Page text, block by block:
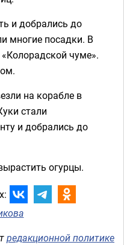
и добрались до
многие посадки. В
чуме».
на корабле в
стали
и добрались до
огурцы.
редакционной политике